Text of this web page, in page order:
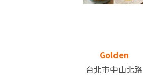
Golden
台北市中山北路